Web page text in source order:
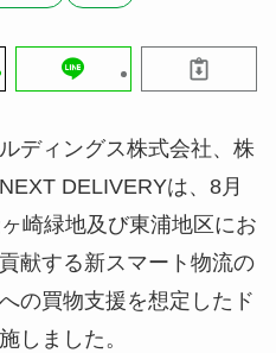
ディングス株式会社、株
DELIVERYは、8月
崎緑地及び東浦地区にお
献する新スマート物流の
の買物支援を想定したド
しました。